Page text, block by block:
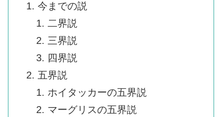
今までの説
二界説
三界説
四界説
五界説
ホイタッカーの五界説
マーグリスの五界説